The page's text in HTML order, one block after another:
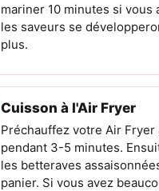
mariner 10 minutes si vous
les saveurs se
plus.
Cuisson à l'Air Fryer
Préchauffez votre Air Fryer
pendant 3-5 minutes.
les betteraves
panier. Si vous avez